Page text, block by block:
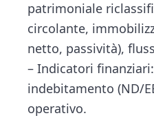
patrimoniale
circolante,
netto, passività),
– Indicatori
indebitamento (ND/
operativo.